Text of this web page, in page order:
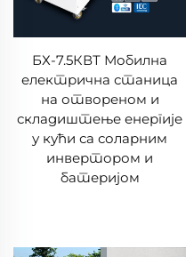
БХ-7.5КВТ Мобилна
електрична станица
на отвореном и
складиштење енергије
у кући са соларним
инвертором и
батеријом